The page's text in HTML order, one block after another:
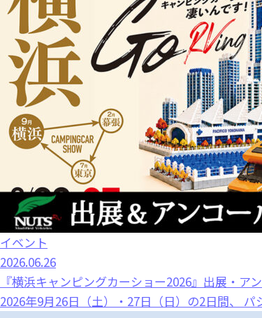
イベント
2026.06.26
『横浜キャンピングカーショー2026』出展・ア
2026年9月26日（土）・27日（日）の2日間、 パ